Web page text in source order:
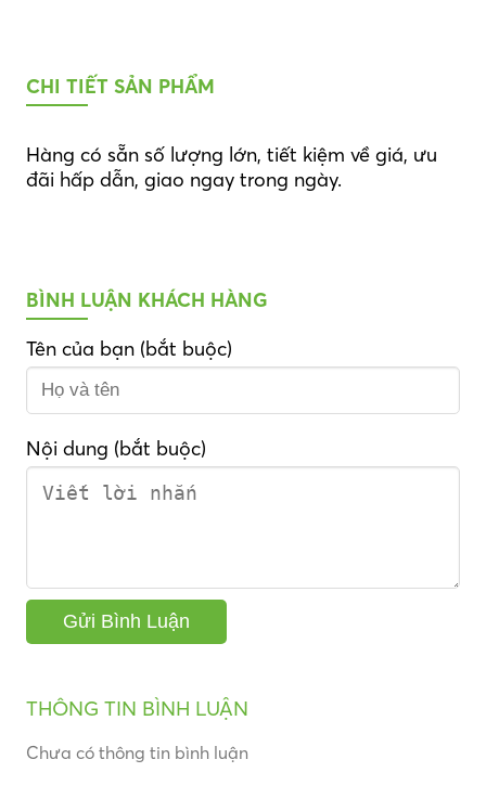
CHI TIẾT SẢN PHẨM
Hàng có sẵn số lượng lớn, tiết kiệm về giá, ưu
đãi hấp dẫn, giao ngay trong ngày.
BÌNH LUẬN KHÁCH HÀNG
Tên của bạn (bắt buộc)
Nội dung (bắt buộc)
THÔNG TIN BÌNH LUẬN
Chưa có thông tin bình luận